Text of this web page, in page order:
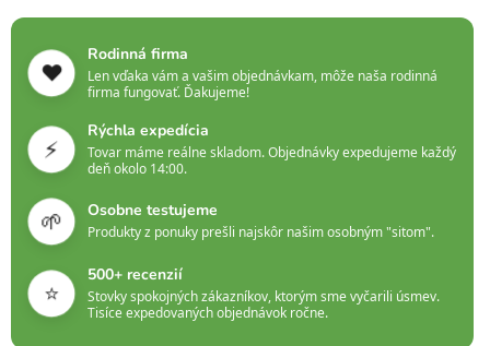
❤️
Rodinná firma
Len vďaka vám a vašim objednávkam, môže naša rodinná
firma fungovať. Ďakujeme!
⚡
Rýchla expedícia
Tovar máme reálne skladom. Objednávky expedujeme každý
deň okolo 14:00.
🌱 Osobne testujeme
Produkty z ponuky prešli najskôr našim osobným "sitom".
⭐
500+ recenzií
Stovky spokojných zákazníkov, ktorým sme vyčarili úsmev.
Tisíce expedovaných objednávok ročne.